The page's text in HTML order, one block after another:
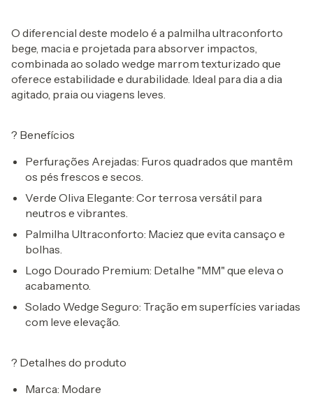
O diferencial deste modelo é a palmilha ultraconforto
bege, macia e projetada para absorver impactos,
combinada ao solado wedge marrom texturizado que
oferece estabilidade e durabilidade. Ideal para dia a dia
agitado, praia ou viagens leves.
? Benefícios
Perfurações Arejadas: Furos quadrados que mantêm
os pés frescos e secos.
Verde Oliva Elegante: Cor terrosa versátil para
neutros e vibrantes.
Palmilha Ultraconforto: Maciez que evita cansaço e
bolhas.
Logo Dourado Premium: Detalhe "MM" que eleva o
acabamento.
Solado Wedge Seguro: Tração em superfícies variadas
com leve elevação.
? Detalhes do produto
Marca: Modare